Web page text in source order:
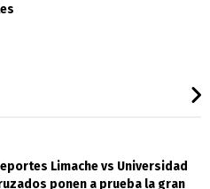
Limache vs Universidad
ponen a prueba la gran